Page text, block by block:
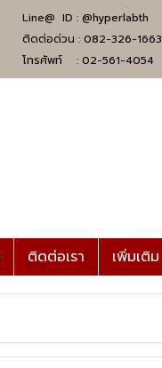
Line@ ID : @hyperlabth
ติดต่อด่วน : 082-326-1663
โทรศัพท์ : 02-561-4054
ติดต่อเรา เพิ่มเติม